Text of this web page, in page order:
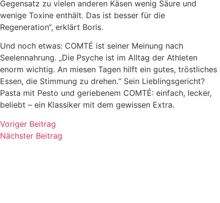
Gegensatz zu vielen anderen Käsen wenig Säure und
wenige Toxine enthält. Das ist besser für die
Regeneration“, erklärt Boris.
Und noch etwas: COMTÉ ist seiner Meinung nach
Seelennahrung. „Die Psyche ist im Alltag der Athleten
enorm wichtig. An miesen Tagen hilft ein gutes, tröstliches
Essen, die Stimmung zu drehen.“ Sein Lieblingsgericht?
Pasta mit Pesto und geriebenem COMTÉ: einfach, lecker,
beliebt – ein Klassiker mit dem gewissen Extra.
Voriger Beitrag
Nächster Beitrag